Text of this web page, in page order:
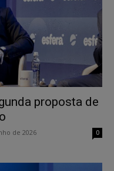
proposta de
de 2026 0